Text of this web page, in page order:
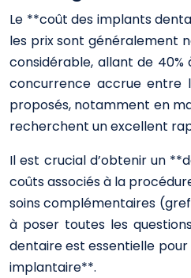
Le **coût des implants
les prix sont généralement
considérable, allant de
concurrence accrue entre
proposés, notamment en
recherchent un excellent
Il est crucial d’obtenir un
coûts associés à la
soins complémentaires
à poser toutes les
dentaire est essentielle
implantaire**.